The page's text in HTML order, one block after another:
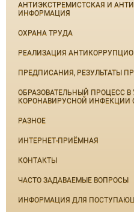
АНТИЭКСТРЕМИСТСКАЯ И
ИНФОРМАЦИЯ
ОХРАНА ТРУДА
РЕАЛИЗАЦИЯ
ПРЕДПИСАНИЯ, РЕЗУЛЬТАТЫ
ОБРАЗОВАТЕЛЬНЫЙ ПРОЦЕСС
КОРОНАВИРУСНОЙ ИНФЕКЦИИ
РАЗНОЕ
ИНТЕРНЕТ-ПРИЁМНАЯ
КОНТАКТЫ
ЧАСТО ЗАДАВАЕМЫЕ ВОПРОСЫ
ИНФОРМАЦИЯ ДЛЯ